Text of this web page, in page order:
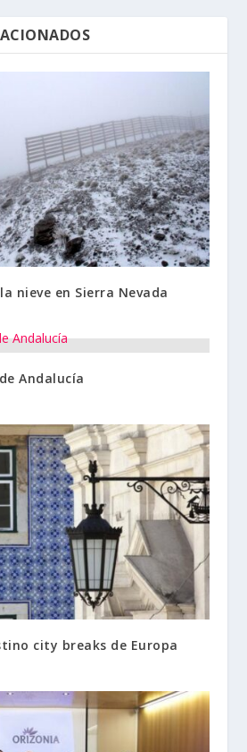
nieve en Sierra Nevada
Andalucía
city breaks de Europa